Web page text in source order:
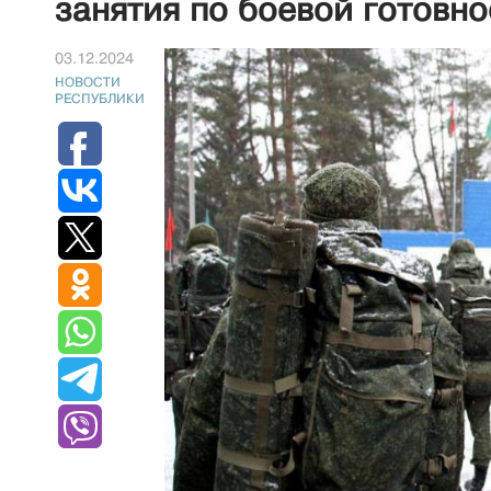
занятия по боевой
03.12.2024
НОВОСТИ
РЕСПУБЛИКИ